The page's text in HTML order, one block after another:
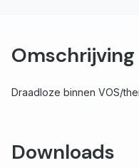
Omschrijving
Draadloze binnen VOS/
Downloads